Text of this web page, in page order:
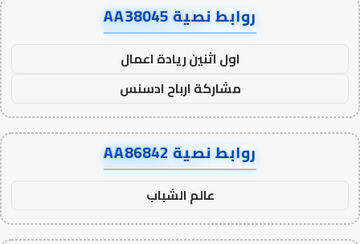
روابط نصية AA38045
اول اثنين ريادة اعمال
مشاركة ارباح ادسنس
روابط نصية AA86842
عالم الشباب